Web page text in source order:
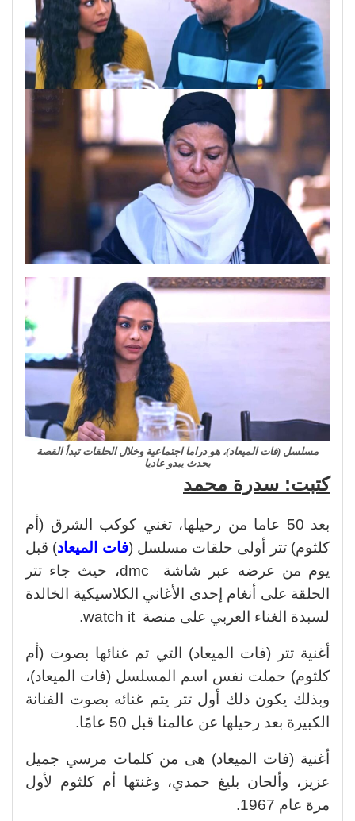
مسلسل (فات الميعاد)، هو دراما اجتماعية وخلال الحلقات تبدأ القصة
بحدث يبدو عاديا
كتبت: سدرة محمد
بعد 50 عاما من رحيلها، تغني كوكب الشرق (أم
كلثوم) تتر أولى حلقات مسلسل (فات الميعاد) قبل
يوم من عرضه عبر شاشة dmc، حيث جاء تتر
الحلقة على أنغام إحدى الأغاني الكلاسيكية الخالدة
لسبدة الغناء العربي على منصة watch it.
أغنية تتر (فات الميعاد) التي تم غنائها بصوت (أم
كلثوم) حملت نفس اسم المسلسل (فات الميعاد)،
وبذلك يكون ذلك أول تتر يتم غنائه بصوت الفنانة
الكبيرة بعد رحيلها عن عالمنا قبل 50 عامًا.
أغنية (فات الميعاد) هى من كلمات مرسي جميل
عزيز، وألحان بليغ حمدي، وغنتها أم كلثوم لأول
مرة عام 1967.